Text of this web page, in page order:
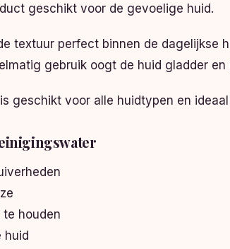
geschikt voor de gevoelige huid.
textuur perfect binnen de
gebruik oogt de huid gladder en
geschikt voor alle huidtypen en
houden
huid